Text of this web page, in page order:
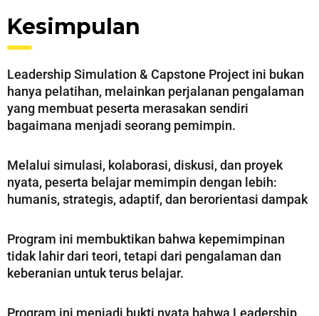
Kesimpulan
Leadership Simulation & Capstone Project ini bukan
hanya pelatihan, melainkan perjalanan pengalaman
yang membuat peserta merasakan sendiri
bagaimana menjadi seorang pemimpin.
Melalui simulasi, kolaborasi, diskusi, dan proyek
nyata, peserta belajar memimpin dengan lebih:
humanis, strategis, adaptif, dan berorientasi dampak
Program ini membuktikan bahwa kepemimpinan
tidak lahir dari teori, tetapi dari pengalaman dan
keberanian untuk terus belajar.
Program ini menjadi bukti nyata bahwa Leadership